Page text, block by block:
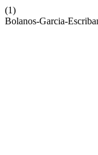
(1)
Bolanos-Garcia-